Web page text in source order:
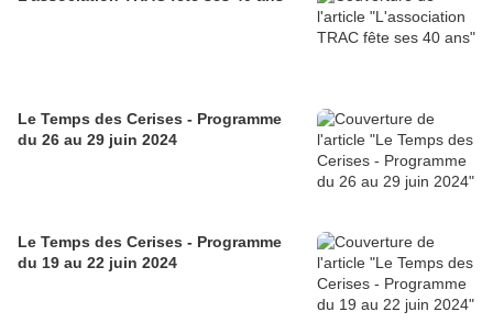
Le Temps des Cerises - Programme
du 26 au 29 juin 2024
Le Temps des Cerises - Programme
du 19 au 22 juin 2024